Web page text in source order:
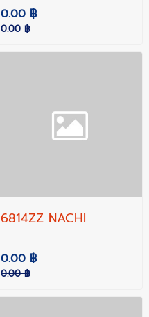
0.00 ฿
0.00 ฿
6814ZZ NACHI
0.00 ฿
0.00 ฿